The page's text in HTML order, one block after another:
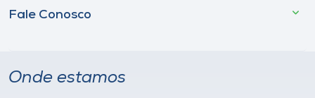
Fale Conosco
Onde estamos